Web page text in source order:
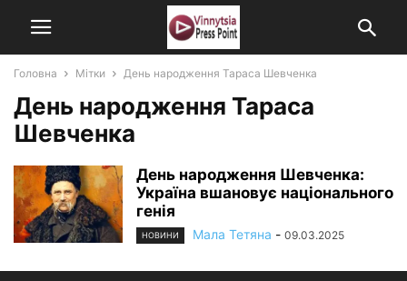
Головна Мітки День народження Тараса Шевченка
День народження Тараса
Шевченка
День народження Шевченка:
Україна вшановує національного
генія
НОВИНИ Мала Тетяна - 09.03.2025